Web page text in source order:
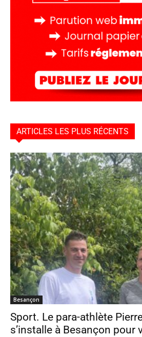
ARTICLES LES PLUS RÉCENTS
Besançon
Sport. Le para-athlète
s’installe à Besançon pour